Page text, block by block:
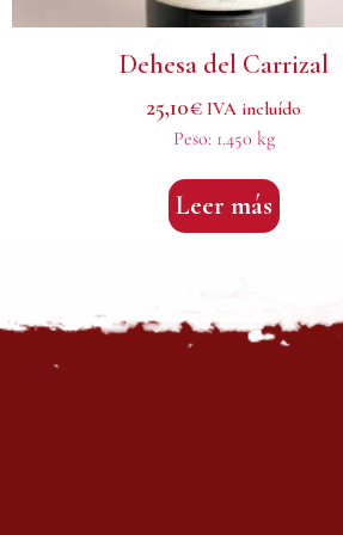
Dehesa del Carrizal
25,10€ IVA incluído
Peso:1.450 kg
Leer más